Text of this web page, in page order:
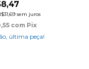
sem juros
com Pix
última peça!